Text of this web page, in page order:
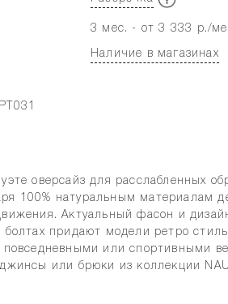
3 мес. - от 3 333 р./
Наличие в магазинах
оверсайз для расслабленных
100% натуральным материалам
Актуальный фасон и
болтах придают модели ретро
повседневными или спортивными
или брюки из коллекции